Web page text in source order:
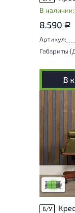
В
8.590 Р
Артикул:
Габариты
В
У товара
следы
Низкая
Б/У